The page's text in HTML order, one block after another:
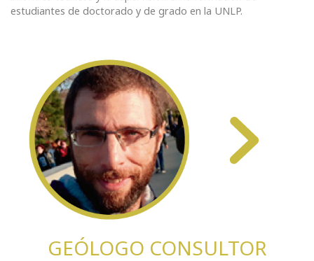
estudiantes de doctorado y de grado en la UNLP.
GEÓLOGO CONSULTOR